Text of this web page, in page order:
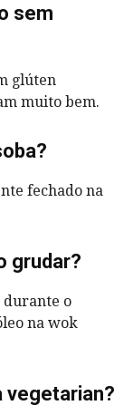
sem
glúten
muito bem.
fechado na
grudar?
durante o
na wok
vegetarian?